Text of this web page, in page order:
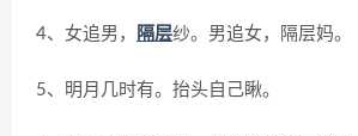
4、女追男， 隔层纱。男追女，隔层妈。
5、明月几时有。抬头自己瞅。